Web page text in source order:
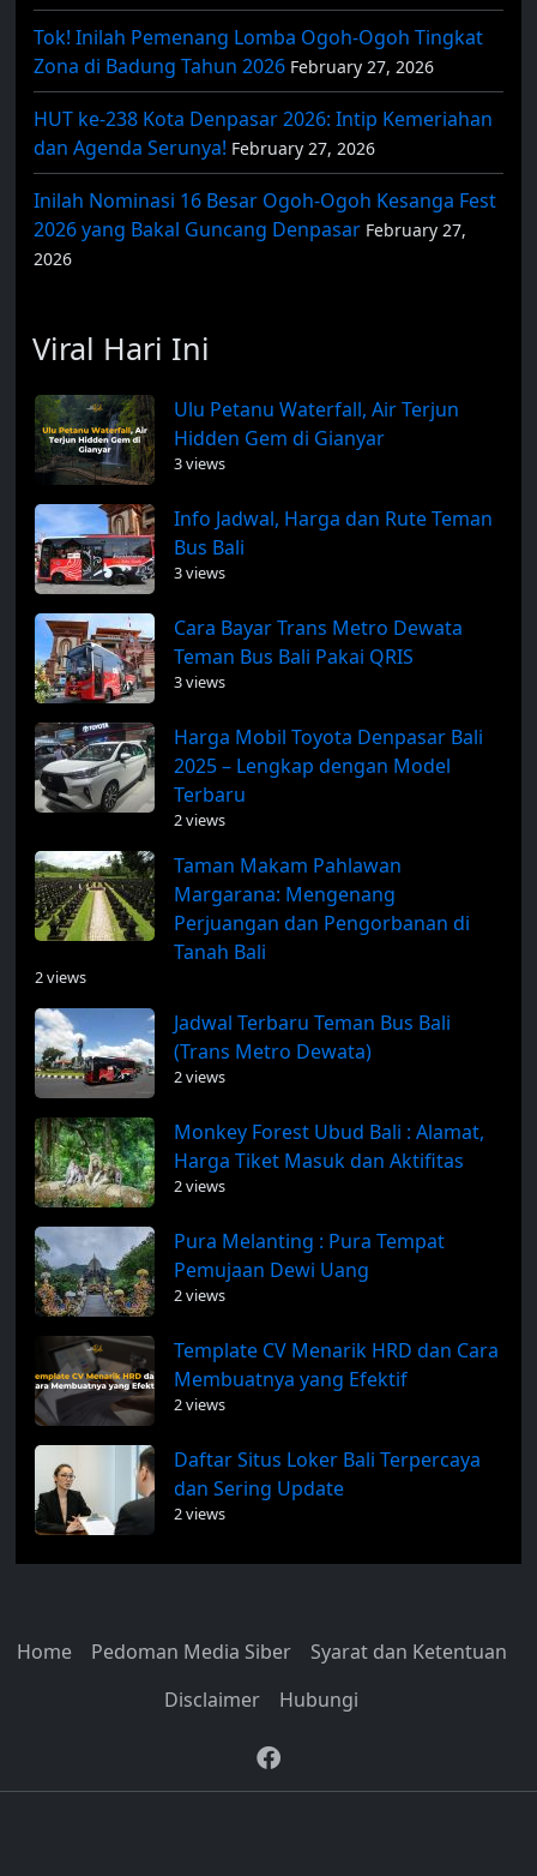
Tok! Inilah Pemenang Lomba Ogoh-Ogoh Tingkat
Zona di Badung Tahun 2026 February 27, 2026
HUT ke-238 Kota Denpasar 2026: Intip Kemeriahan
dan Agenda Serunya! February 27, 2026
Inilah Nominasi 16 Besar Ogoh-Ogoh Kesanga Fest
2026 yang Bakal Guncang Denpasar February 27,
2026
Viral Hari Ini
Ulu Petanu Waterfall, Air Terjun
Hidden Gem di Gianyar
3 views
Info Jadwal, Harga dan Rute Teman
Bus Bali
3 views
Cara Bayar Trans Metro Dewata
Teman Bus Bali Pakai QRIS
3 views
Harga Mobil Toyota Denpasar Bali
2025 – Lengkap dengan Model
Terbaru
2 views
Taman Makam Pahlawan
Margarana: Mengenang
Perjuangan dan Pengorbanan di
Tanah Bali
2 views
Jadwal Terbaru Teman Bus Bali
(Trans Metro Dewata)
2 views
Monkey Forest Ubud Bali : Alamat,
Harga Tiket Masuk dan Aktifitas
2 views
Pura Melanting : Pura Tempat
Pemujaan Dewi Uang
2 views
Template CV Menarik HRD dan Cara
Membuatnya yang Efektif
2 views
Daftar Situs Loker Bali Terpercaya
dan Sering Update
2 views
Home Pedoman Media Siber
Syarat dan Ketentuan
Disclaimer
Hubungi